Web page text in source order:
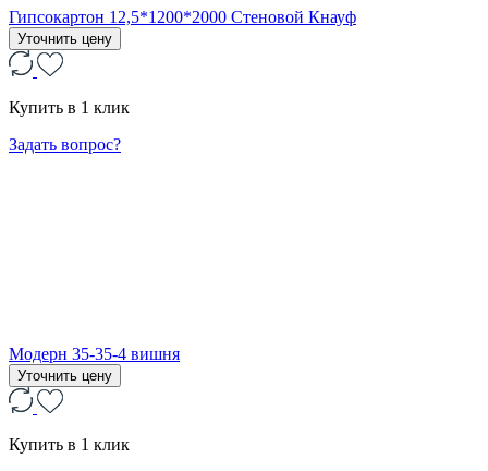
Гипсокартон 12,5*1200*2000 Стеновой Кнауф
Уточнить цену
Купить в 1 клик
Задать вопрос?
Модерн 35-35-4 вишня
Уточнить цену
Купить в 1 клик